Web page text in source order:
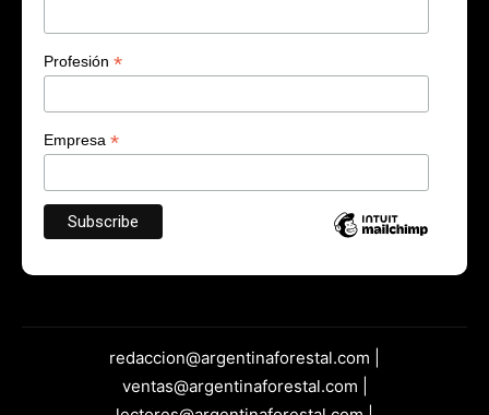
Profesión *
Empresa *
redaccion@argentinaforestal.com |
ventas@argentinaforestal.com |